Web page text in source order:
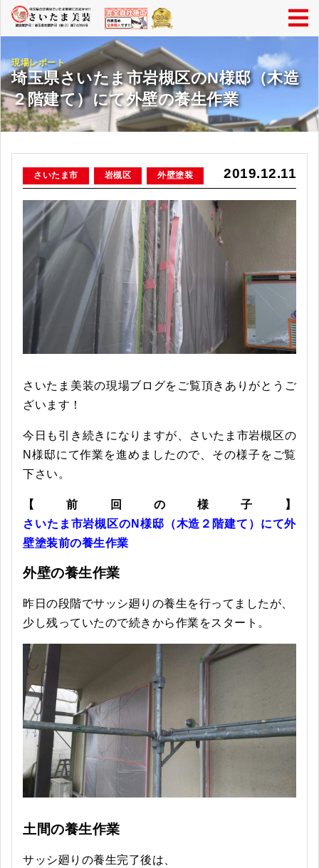
現場レポート
埼玉県さいたま市岩槻区のN様邸（木造
２階建て）にて外壁の養生作業
2019.12.11
さいたま市 岩槻区 外壁塗装
さいたま美装の現場ブログをご覧頂きありがとうご
ざいます！
今日も引き続きになりますが、さいたま市岩槻区の
N様邸にて作業を進めましたので、その様子をご覧
下さい。
【前回の様子】
さいたま市岩槻区のN様邸（木造２階建て）にて外
壁塗装前の養生作業
外壁の養生作業
昨日の段階でサッシ廻りの養生を行ってましたが、
少し残っていたので続きから作業をスタート。
土間の養生作業
サッシ廻りの養生完了後は、